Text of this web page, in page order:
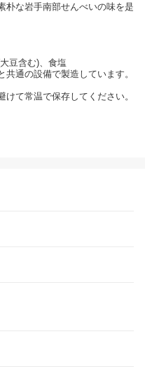
朴な岩手南部せんべいの味を是
豆含む)、食塩
通の設備で製造しています。
けて常温で保存してください。